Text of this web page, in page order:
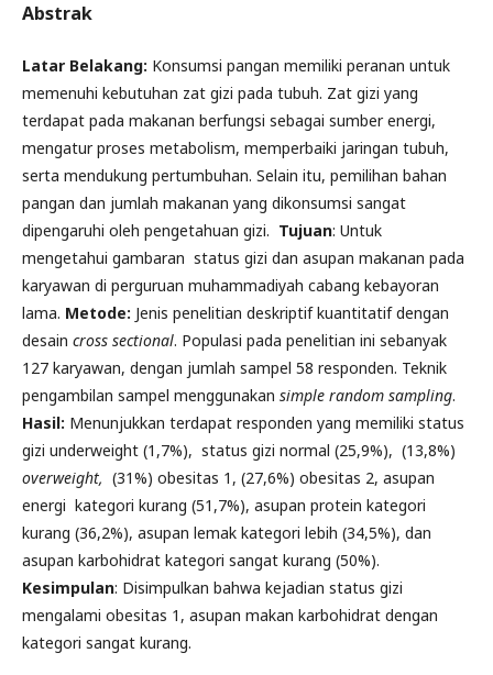
Abstrak
Latar Belakang: Konsumsi pangan memiliki peranan untuk
memenuhi kebutuhan zat gizi pada tubuh. Zat gizi yang
terdapat pada makanan berfungsi sebagai sumber energi,
mengatur proses metabolism, memperbaiki jaringan tubuh,
serta mendukung pertumbuhan. Selain itu, pemilihan bahan
pangan dan jumlah makanan yang dikonsumsi sangat
dipengaruhi oleh pengetahuan gizi. Tujuan: Untuk
mengetahui gambaran status gizi dan asupan makanan pada
karyawan di perguruan muhammadiyah cabang kebayoran
lama. Metode: Jenis penelitian deskriptif kuantitatif dengan
desain cross sectional. Populasi pada penelitian ini sebanyak
127 karyawan, dengan jumlah sampel 58 responden. Teknik
pengambilan sampel menggunakan simple random sampling.
Hasil: Menunjukkan terdapat responden yang memiliki status
gizi underweight (1,7%), status gizi normal (25,9%), (13,8%)
overweight, (31%) obesitas 1, (27,6%) obesitas 2, asupan
energi kategori kurang (51,7%), asupan protein kategori
kurang (36,2%), asupan lemak kategori lebih (34,5%), dan
asupan karbohidrat kategori sangat kurang (50%).
Kesimpulan: Disimpulkan bahwa kejadian status gizi
mengalami obesitas 1, asupan makan karbohidrat dengan
kategori sangat kurang.